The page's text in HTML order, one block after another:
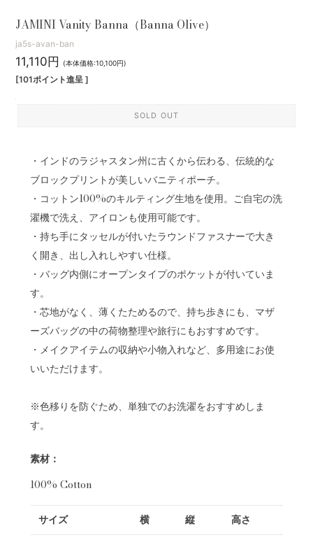
JAMINI Vanity Banna（Banna Olive）
ja5s-avan-ban
11,110円 (本体価格:10,100円)
[101ポイント進呈 ]
SOLD OUT
・インドのラジャスタン州に古くから伝わる、伝統的な
ブロックプリントが美しいバニティポーチ。
・コットン100%のキルティング生地を使用。ご自宅の洗
濯機で洗え、アイロンも使用可能です。
・持ち手にタッセルが付いたラウンドファスナーで大き
く開き、出し入れしやすい仕様。
・バッグ内側にオープンタイプのポケットが付いていま
す。
・芯地がなく、薄くたためるので、持ち歩きにも、マザ
ーズバッグの中の荷物整理や旅行にもおすすめです。
・メイクアイテムの収納や小物入れなど、多用途にお使
いいただけます。
※色移りを防ぐため、単独でのお洗濯をおすすめしま
す。
素材：
100% Cotton
サイズ 横 縦 高さ